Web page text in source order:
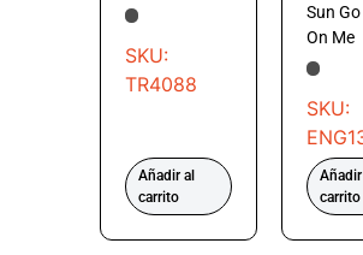
SKU:
TR4088
Añadir al
carrito
Sun
On Me
SKU:
carrito